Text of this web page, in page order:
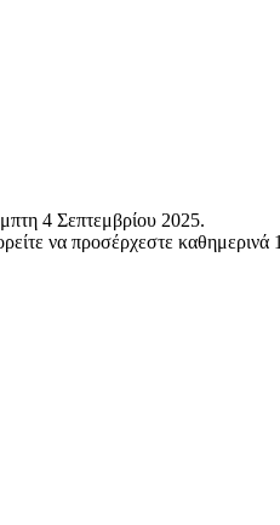
4 Σεπτεμβρίου 2025.
να προσέρχεστε